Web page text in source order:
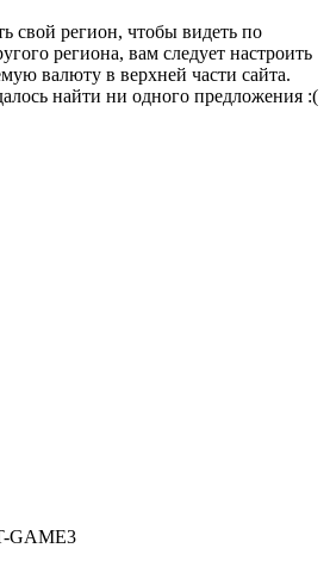
свой регион, чтобы видеть по
региона, вам следует настроить
валюту в верхней части сайта.
найти ни одного предложения :(
GAME3